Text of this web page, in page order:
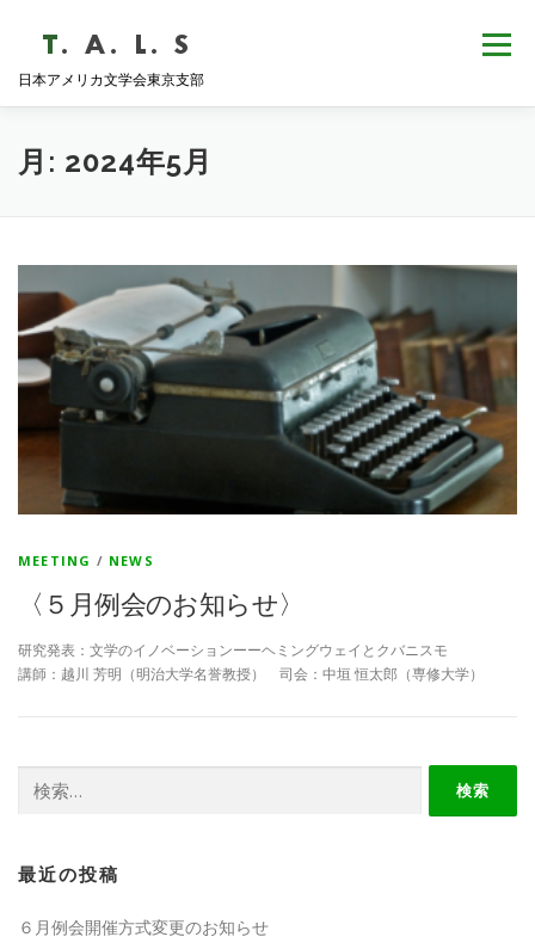
ツ
日本アメリカ文学会東京支部
メニュー
HOME NEWS
月: 2024年5月
MEETING / NEWS
〈５月例会のお知らせ〉
研究発表：文学のイノベーションーーヘミングウェイとクバニスモ
講師：越川 芳明（明治大学名誉教授） 司会：中垣 恒太郎（専修大学）
索:
最近の投稿
６月例会開催方式変更のお知らせ